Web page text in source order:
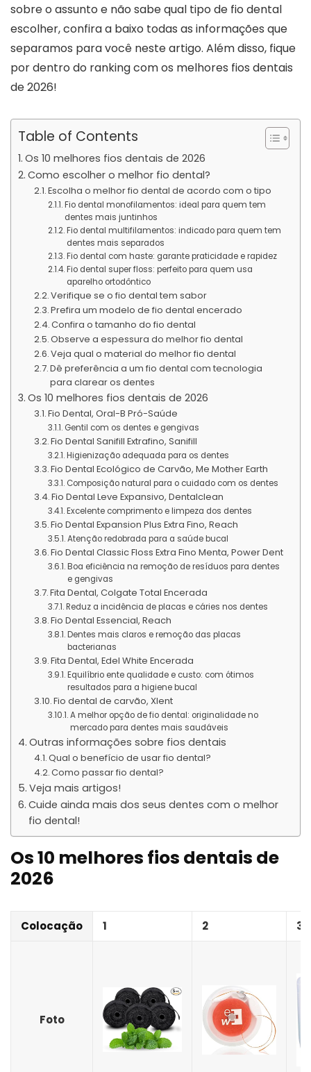
sobre o assunto e não sabe qual tipo de fio dental
escolher, confira a baixo todas as informações que
separamos para você neste artigo. Além disso, fique
por dentro do ranking com os melhores fios dentais
de 2026!
Table of Contents
Os 10 melhores fios dentais de 2026
Como escolher o melhor fio dental?
Escolha o melhor fio dental de acordo com o tipo
Fio dental monofilamentos: ideal para quem tem
dentes mais juntinhos
Fio dental multifilamentos: indicado para quem tem
dentes mais separados
Fio dental com haste: garante praticidade e rapidez
Fio dental super floss: perfeito para quem usa
aparelho ortodôntico
Verifique se o fio dental tem sabor
Prefira um modelo de fio dental encerado
Confira o tamanho do fio dental
Observe a espessura do melhor fio dental
Veja qual o material do melhor fio dental
Dê preferência a um fio dental com tecnologia
para clarear os dentes
Os 10 melhores fios dentais de 2026
Fio Dental, Oral-B Pró-Saúde
Gentil com os dentes e gengivas
Fio Dental Sanifill Extrafino, Sanifill
Higienização adequada para os dentes
Fio Dental Ecológico de Carvão, Me Mother Earth
Composição natural para o cuidado com os dentes
Fio Dental Leve Expansivo, Dentalclean
Excelente comprimento e limpeza dos dentes
Fio Dental Expansion Plus Extra Fino, Reach
Atenção redobrada para a saúde bucal
Fio Dental Classic Floss Extra Fino Menta, Power Dent
Boa eficiência na remoção de resíduos para dentes
e gengivas
Fita Dental, Colgate Total Encerada
Reduz a incidência de placas e cáries nos dentes
Fio Dental Essencial, Reach
Dentes mais claros e remoção das placas
bacterianas
Fita Dental, Edel White Encerada
Equilíbrio ente qualidade e custo: com ótimos
resultados para a higiene bucal
Fio dental de carvão, Xlent
A melhor opção de fio dental: originalidade no
mercado para dentes mais saudáveis
Outras informações sobre fios dentais
Qual o benefício de usar fio dental?
Como passar fio dental?
Veja mais artigos!
Cuide ainda mais dos seus dentes com o melhor
fio dental!
Os 10 melhores fios dentais de
2026
Colocação 1 2 3
Foto